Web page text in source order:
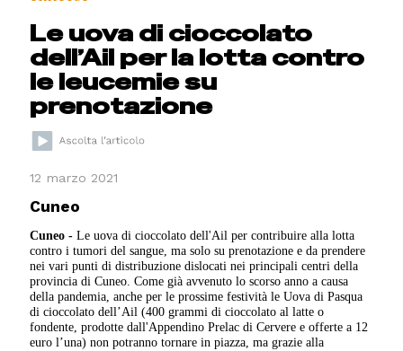
Le uova di cioccolato
dell’Ail per la lotta contro
le leucemie su
prenotazione
12 marzo 2021
Cuneo
Cuneo - Le uova di cioccolato dell'Ail per contribuire alla lotta
contro i tumori del sangue, ma solo su prenotazione e da prendere
nei vari punti di distribuzione dislocati nei principali centri della
provincia di Cuneo. Come già avvenuto lo scorso anno a causa
della pandemia, anche per le prossime festività le Uova di Pasqua
di cioccolato dell’Ail (400 grammi di cioccolato al latte o
fondente, prodotte dall'Appendino Prelac di Cervere e offerte a 12
euro l’una) non potranno tornare in piazza, ma grazie alla